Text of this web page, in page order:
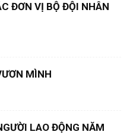
ĐƠN VỊ BỘ ĐỘI NHÂN
MÌNH
LAO ĐỘNG NĂM